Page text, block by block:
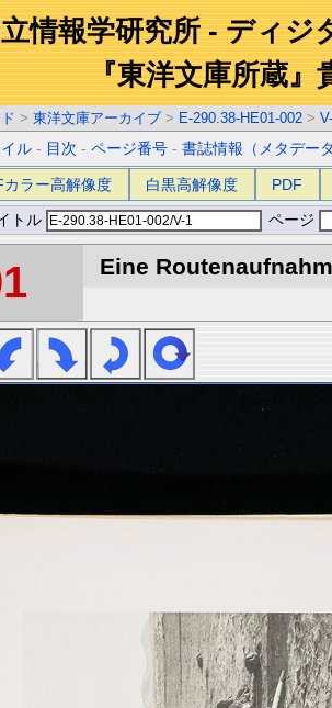
情報学研究所 - ディジ
『東洋文庫所蔵』
> 東洋文庫アーカイブ > E-290.38-HE01-002 >
ル - 目次 -ページ番号 -書誌情報（メタデー
カラー高解像度 白黒高解像度 PDF
トル ページ
Eine